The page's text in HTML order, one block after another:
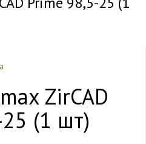
ZirCAD
(1 шт)